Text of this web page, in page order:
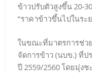
ข้าวปรับตัวสูงขึ้น 20-
“ราคาข้าวขึ้นไปในระ
ในขณะที่มาตรการช่ว
จัดการข้าว (นบข.) ที่ป
ปี 2559/2560 โดยมุ่ง